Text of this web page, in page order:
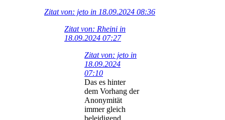
Zitat von: jeto in 18.09.2024 08:36
Zitat von: Rheini in
18.09.2024 07:27
Zitat von: jeto in
18.09.2024
07:10
Das es hinter
dem Vorhang der
Anonymität
immer gleich